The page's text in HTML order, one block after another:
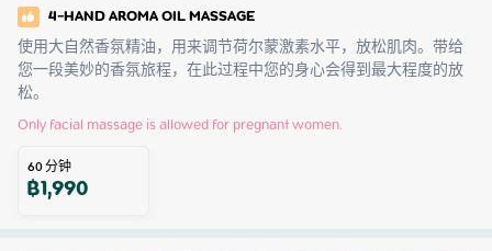
4-HAND AROMA OIL MASSAGE
使用大自然香氛精油，用来调节荷尔蒙激素水平，放松肌肉。带给
您一段美妙的香氛旅程，在此过程中您的身心会得到最大程度的放
松。
Only facial massage is allowed for pregnant women.
60分钟
฿1,990